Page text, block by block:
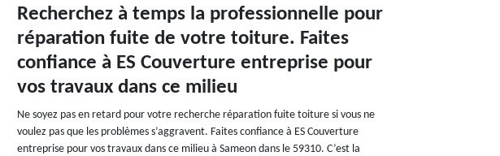
Recherchez à temps la professionnelle pour
réparation fuite de votre toiture. Faites
confiance à ES Couverture entreprise pour
vos travaux dans ce milieu
Ne soyez pas en retard pour votre recherche réparation fuite toiture si vous ne
voulez pas que les problèmes s’aggravent. Faites confiance à ES Couverture
entreprise pour vos travaux dans ce milieu à Sameon dans le 59310. C’est la